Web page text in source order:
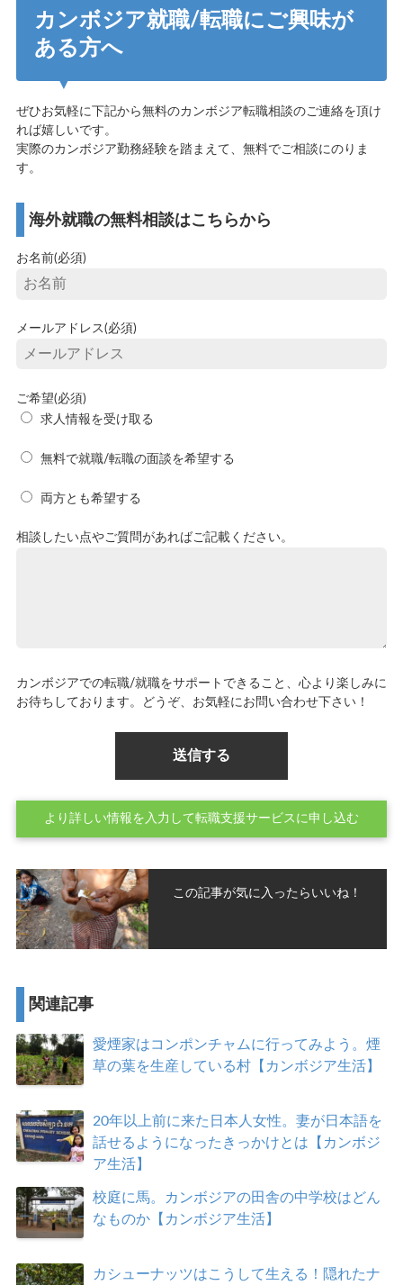
カンボジア就職/転職にご興味が
ある方へ
ぜひお気軽に下記から無料のカンボジア転職相談のご連絡を頂け
れば嬉しいです。
実際のカンボジア勤務経験を踏まえて、無料でご相談にのりま
す。
海外就職の無料相談はこちらから
お名前(必須)
メールアドレス(必須)
ご希望(必須)
求人情報を受け取る
無料で就職/転職の面談を希望する
両方とも希望する
相談したい点やご質問があればご記載ください。
カンボジアでの転職/就職をサポートできること、心より楽しみに
お待ちしております。どうぞ、お気軽にお問い合わせ下さい！
より詳しい情報を入力して転職支援サービスに申し込む
この記事が気に入ったらいいね！
関連記事
愛煙家はコンポンチャムに行ってみよう。煙
草の葉を生産している村【カンボジア生活】
20年以上前に来た日本人女性。妻が日本語を
話せるようになったきっかけとは【カンボジ
ア生活】
校庭に馬。カンボジアの田舎の中学校はどん
なものか【カンボジア生活】
カシューナッツはこうして生える！隠れたナ